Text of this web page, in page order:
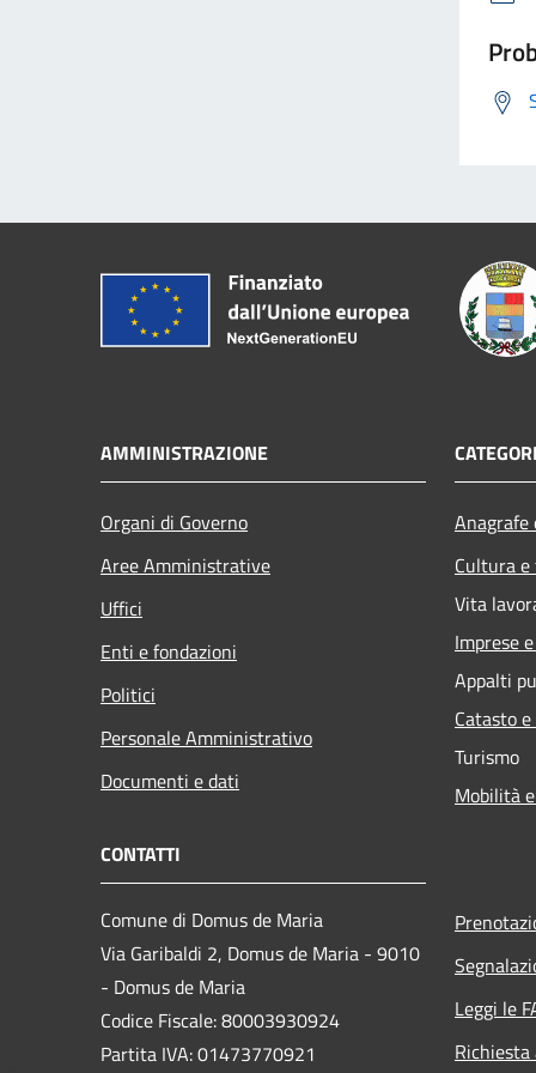
AMMINISTRAZIONE
Organi di Governo
Aree Amministrative
Uffici
Enti e fondazioni
Politici
Personale Amministrativo
Documenti e dati
Cultura
Vita
Imprese
Appalti
Catasto
Turismo
Mobilità
CONTATTI
Comune di Domus de Maria
Via Garibaldi 2, Domus de Maria - 9010
- Domus de Maria
Codice Fiscale: 80003930924
Partita IVA: 01473770921
Leggi le